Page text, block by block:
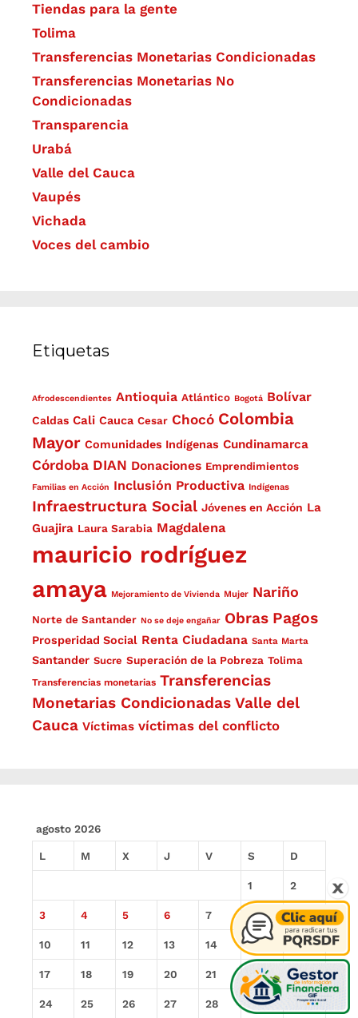
Tiendas para la gente
Tolima
Transferencias Monetarias Condicionadas
Transferencias Monetarias No
Condicionadas
Transparencia
Urabá
Valle del Cauca
Vaupés
Vichada
Voces del cambio
Etiquetas
Afrodescendientes Antioquia Atlántico Bogotá Bolívar
Caldas Cali Cauca Cesar Chocó Colombia
Mayor Comunidades Indígenas Cundinamarca
Córdoba DIAN Donaciones Emprendimientos
Familias en Acción Inclusión Productiva Indígenas
Infraestructura Social Jóvenes en Acción La
Guajira Laura Sarabia Magdalena
mauricio rodríguez
amaya Mejoramiento de Vivienda Mujer Nariño
Norte de Santander No se deje engañar Obras Pagos
Prosperidad Social Renta Ciudadana Santa Marta
Santander Sucre Superación de la Pobreza Tolima
Transferencias monetarias Transferencias
Monetarias Condicionadas Valle del
Cauca Víctimas víctimas del conflicto
agosto 2026
L M X J V S D
1 2
3 4 5 6 7 8 9
10 11 12 13 14 15 16
17 18 19 20 21 22 23
24 25 26 27 28 29 30